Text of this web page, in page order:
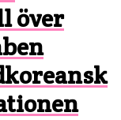
över